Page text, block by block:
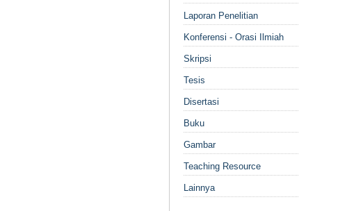
Laporan Penelitian
Konferensi - Orasi Ilmiah
Skripsi
Tesis
Disertasi
Buku
Gambar
Teaching Resource
Lainnya